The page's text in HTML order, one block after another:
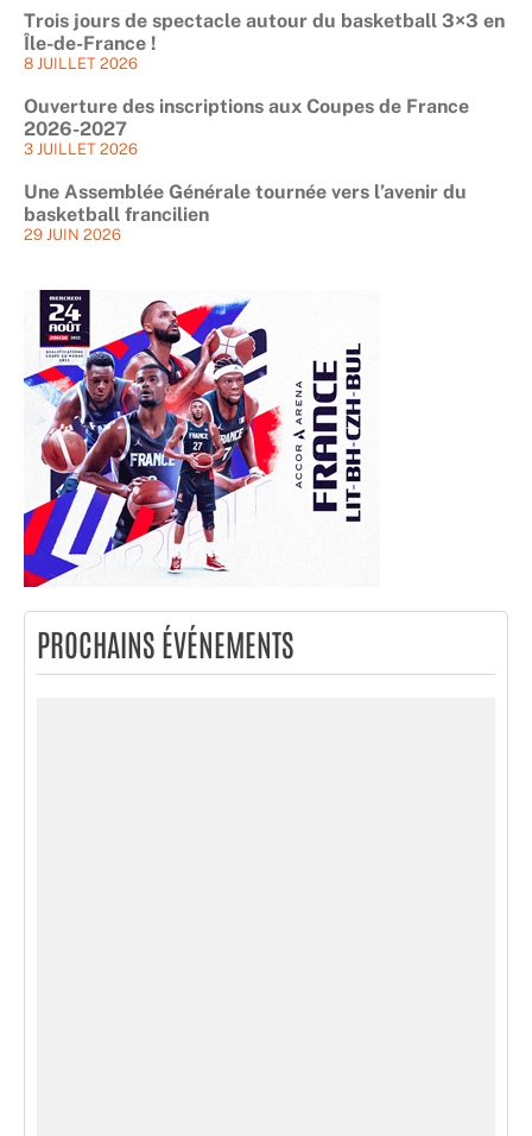
Trois jours de spectacle autour du basketball 3×3 en
Île-de-France !
8 JUILLET 2026
Ouverture des inscriptions aux Coupes de France
2026-2027
3 JUILLET 2026
Une Assemblée Générale tournée vers l’avenir du
basketball francilien
29 JUIN 2026
PROCHAINS ÉVÉNEMENTS